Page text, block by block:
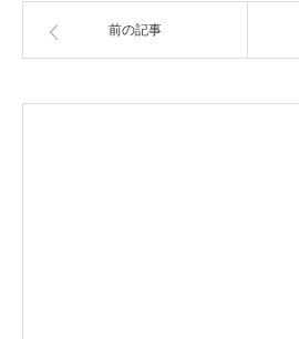
前の記事